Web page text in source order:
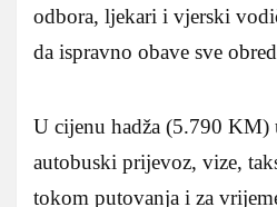
odbora, ljekari i vjerski
da ispravno obave sve
U cijenu hadža (5.790 KM)
autobuski prijevoz, vize,
tokom putovanja i za